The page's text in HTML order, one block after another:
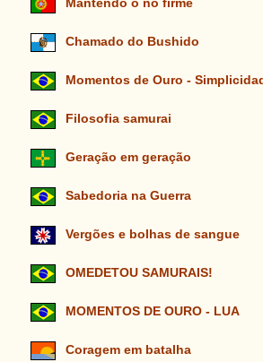
Mantendo o nó firme
Chamado do Bushido
Momentos de Ouro -
Filosofia samurai
Geração em geração
Sabedoria na Guerra
Vergões e bolhas de sangue
OMEDETOU SAMURAIS!
MOMENTOS DE OURO - LUA
Coragem em batalha